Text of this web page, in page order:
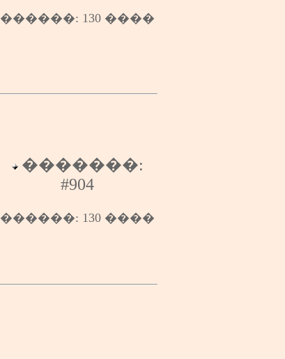
������: 130 ����
�������:
#904
������: 130 ����